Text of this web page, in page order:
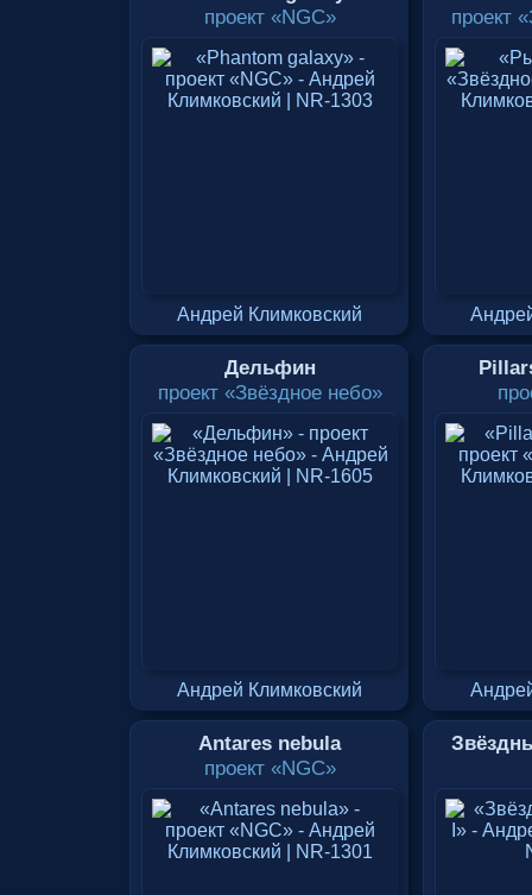
проект «NGC»
Андрей Климковский
проект
Дельфин
проект «Звёздное небо»
Андрей Климковский
Antares nebula
проект «NGC»